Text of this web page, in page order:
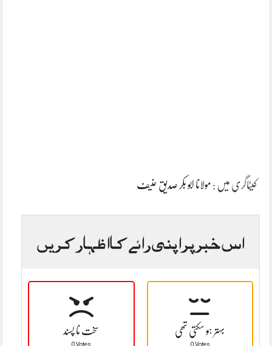
کیٹاگری میں : مولانا ابو بکر صدیق حنیف
اس خبر پر اپنی رائے کا اظہار کریں
سخت نا پسند
0 Votes
بہتر ہو سکتی تھی
0 Votes